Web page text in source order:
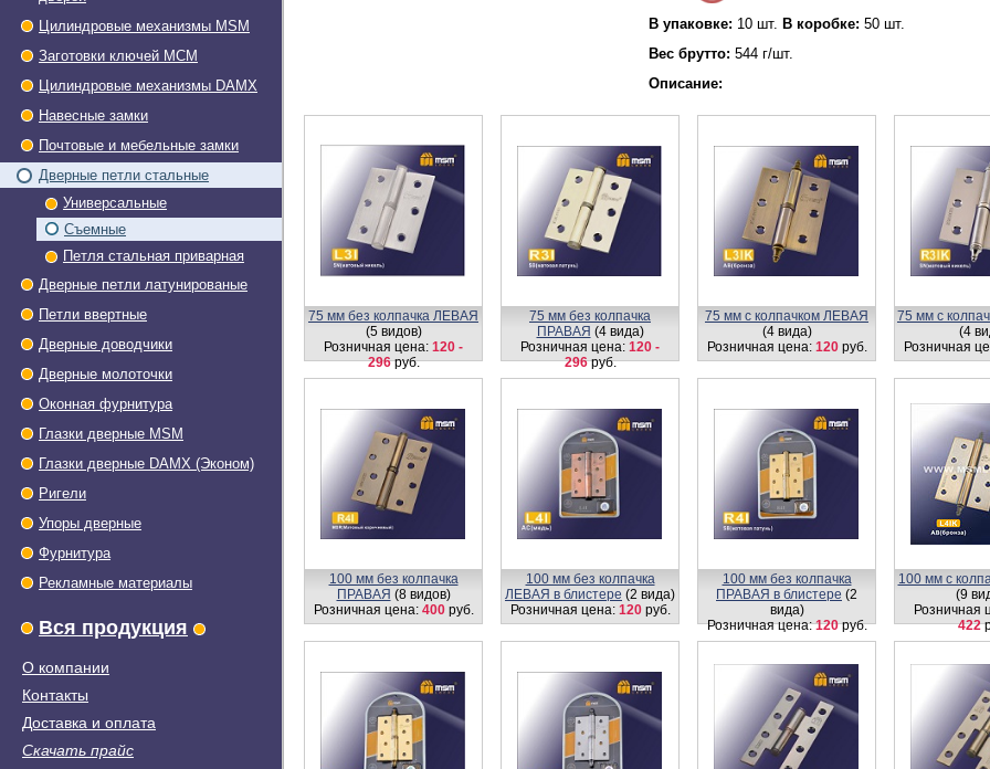
Цилиндровые механизмы MSM
Заготовки ключей МСМ
Цилиндровые механизмы DAMX
Навесные замки
Почтовые и мебельные замки
Дверные петли стальные
Универсальные
Съемные
Петля стальная приварная
Дверные петли латунированые
Петли ввертные
Дверные доводчики
Дверные молоточки
Оконная фурнитура
Глазки дверные МSМ
Глазки дверные DAMX (Эконом)
Ригели
Упоры дверные
Фурнитура
Рекламные материалы
Вся продукция
О компании
Контакты
Доставка и оплата
Скачать прайс
В упаковке: 10 шт. В коробке: 50 шт.
Вес брутто: 544 г/шт.
Описание:
75 мм без колпачка ЛЕВАЯ
(5 видов)
Розничная цена: 120 -
296руб.
75 мм без колпачка
ПРАВАЯ (4 вида)
Розничная цена: 120 -
296руб.
75 мм с колпачком ЛЕВАЯ
(4 вида)
Розничная цена: 120руб.
75 мм с
(4
Розничная
100 мм без колпачка
ПРАВАЯ (8 видов)
Розничная цена: 400руб.
100 мм без колпачка
ЛЕВАЯ в блистере (2 вида)
Розничная цена: 120руб.
100 мм без колпачка
ПРАВАЯ в блистере (2
вида)
Розничная цена:120руб.
100 мм с
(9
Розничная
422